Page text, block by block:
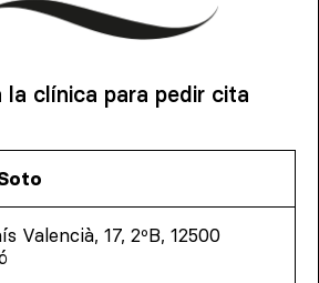
la clínica para pedir cita
Valencià, 17, 2ºB, 12500